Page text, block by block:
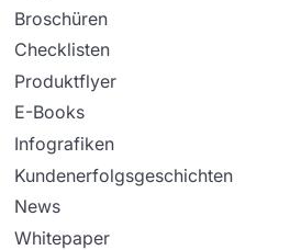
Broschüren
Checklisten
Produktflyer
E-Books
Infografiken
Kundenerfolgsgeschichten
News
Whitepaper